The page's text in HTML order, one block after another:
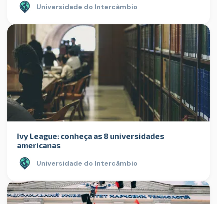
Universidade do Intercâmbio
Ivy League: conheça as 8 universidades
americanas
Universidade do Intercâmbio